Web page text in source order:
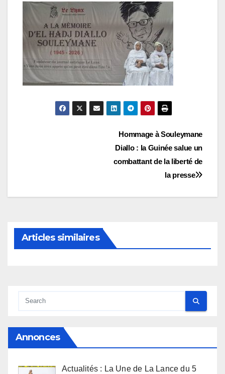
Hommage à Souleymane
Diallo : la Guinée salue un
combattant de la liberté de
la presse
Articles similaires
Annonces
Actualités : La Une de La Lance du 5